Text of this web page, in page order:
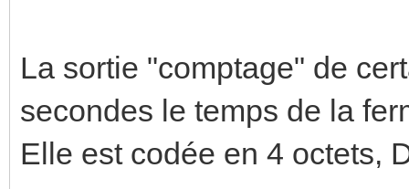
La sortie "comptage" de
secondes le temps de la
Elle est codée en 4 octets,